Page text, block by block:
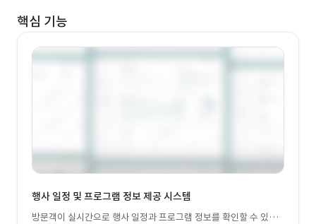
핵심 기능
행사 일정 및 프로그램 정보 제공 시스템
방문객이 실시간으로 행사 일정과 프로그램 정보를 확인할 수 있도